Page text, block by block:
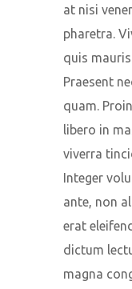
at nisi
pharetra.
quis
Praesent
quam.
libero in
viverra
Integer
ante, non
erat
dictum
magna